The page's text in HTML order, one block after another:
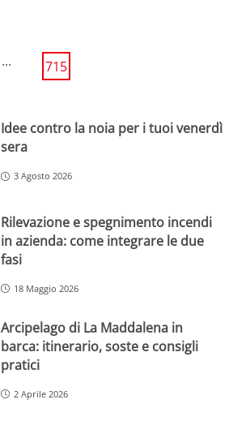
... 715
Idee contro la noia per i tuoi venerdì
sera
3 Agosto 2026
Rilevazione e spegnimento incendi
in azienda: come integrare le due
fasi
18 Maggio 2026
Arcipelago di La Maddalena in
barca: itinerario, soste e consigli
pratici
2 Aprile 2026